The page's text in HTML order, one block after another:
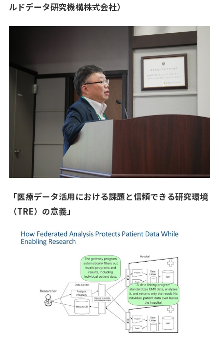
ルドデータ研究機構株式会社）
「医療データ活用における課題と信頼できる研究環境
（TRE）の意義」